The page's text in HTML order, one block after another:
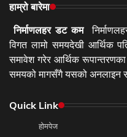
हाम्रो बारेमा
निर्माणलहर डट कम
विगत लामो समयदेखी आर्थिक
समावेश गरेर आर्थिक
समयको मागसँगै यसको अनलाइन
Quick Link
होमपेज